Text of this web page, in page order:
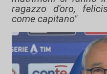
ragazzo d'oro,
come capitano"